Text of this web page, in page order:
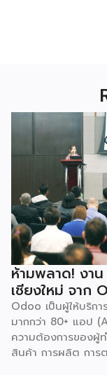
ห้ามพลาด! งา
เชียงใหม่ จาก
Odoo เป็นผู้ให้บริก
มากกว่า 80+ แอป
ความต้องการของผู้
สินค้า การผลิต การ